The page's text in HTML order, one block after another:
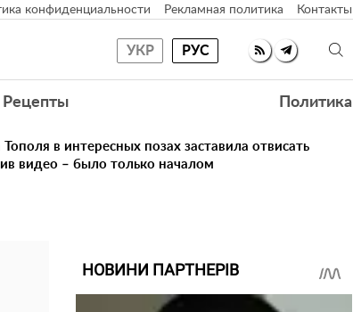
конфиденциальности Рекламная политика Контакты
УКР РУС
Рецепты Политика
Тополя в интересных позах заставила отвисать
видео – было только началом
НОВИНИ ПАРТНЕРІВ